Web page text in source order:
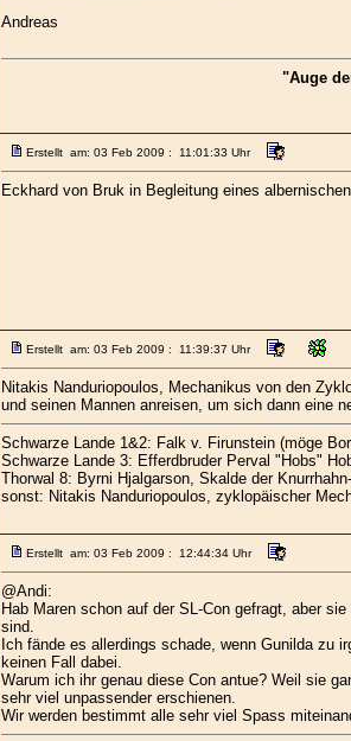
Andreas
"Auge
Erstellt am: 03 Feb 2009 : 11:01:33 Uhr
Eckhard von Bruk in Begleitung eines
Erstellt am: 03 Feb 2009 : 11:39:37 Uhr
Nitakis Nanduriopoulos, Mechanikus von den
und seinen Mannen anreisen, um sich dann eine
Schwarze Lande 1&2: Falk v. Firunstein (möge
Schwarze Lande 3: Efferdbruder Perval "Hobs"
Thorwal 8: Byrni Hjalgarson, Skalde der
sonst: Nitakis Nanduriopoulos, zyklopäischer
Erstellt am: 03 Feb 2009 : 12:44:34 Uhr
@Andi:
Hab Maren schon auf der SL-Con gefragt, aber
sind.
Ich fände es allerdings schade, wenn Gunilda zu
keinen Fall dabei.
Warum ich ihr genau diese Con antue? Weil sie
sehr viel unpassender erschienen.
Wir werden bestimmt alle sehr viel Spass